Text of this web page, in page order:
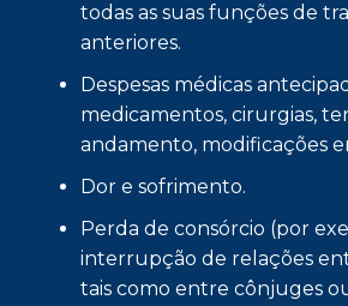
todas as suas funções de
anteriores.
Despesas médicas
medicamentos, cirurgias,
andamento, modificações
Dor e sofrimento.
Perda de consórcio (por
interrupção de relações
tais como entre cônjuges